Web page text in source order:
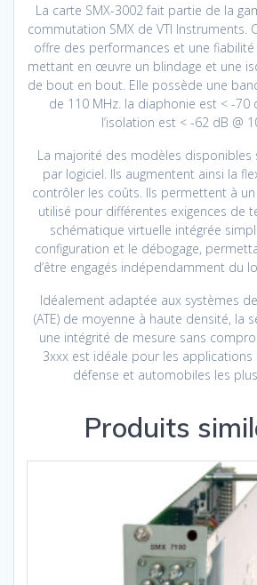
La carte SMX-3002 fait partie de la
commutation SMX de VTI Instruments.
offre des performances et une
mettant en œuvre un blindage et une
de bout en bout. Elle possède une
de 110 MHz. la diaphonie est < -70
l’isolation est < -62 dB @
La majorité des modèles disponibles
par logiciel. Ils augmentent ainsi la
contrôler les coûts. Ils permettent à
utilisé pour différentes exigences de
schématique virtuelle intégrée
configuration et le débogage,
d’être engagés indépendamment du
Idéalement adaptée aux systèmes
(ATE) de moyenne à haute densité, la
une intégrité de mesure sans
3xxx est idéale pour les
défense et automobiles les
Produits